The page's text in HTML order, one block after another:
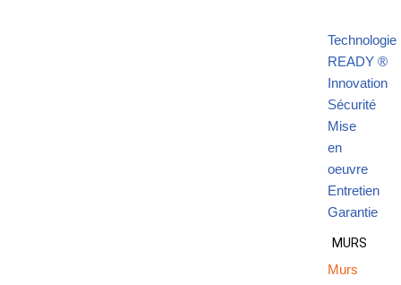
Technologie
READY ®
Innovation
Sécurité
Mise
en
oeuvre
Entretien
Garantie
MURS
Murs